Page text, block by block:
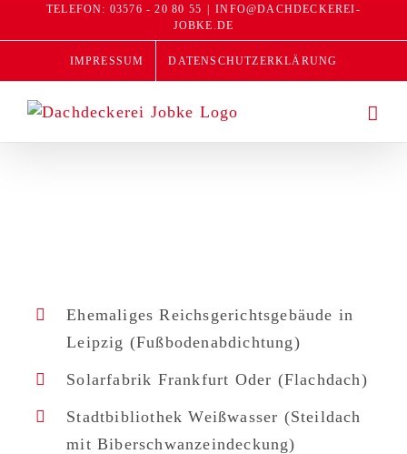
TELEFON: 03576 - 20 80 55 | INFO@DACHDECKEREI-
JOBKE.DE
IMPRESSUM DATENSCHUTZERKLÄRUNG
Ehemaliges Reichsgerichtsgebäude in
Leipzig (Fußbodenabdichtung)
Solarfabrik Frankfurt Oder (Flachdach)
Stadtbibliothek Weißwasser (Steildach
mit Biberschwanzeindeckung)